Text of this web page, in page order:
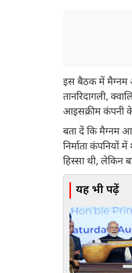
इस बैठक में मैग्नम
तानरिदागली,
आइसक्रीम कंपनी
बता दें कि मैग्नम
निर्माता
हिस्सा थी, लेकिन
यह भी पढ़ें